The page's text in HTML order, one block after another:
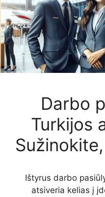
Darbo
Turkijos
Ištyrus darbo
atsiveria kelias į